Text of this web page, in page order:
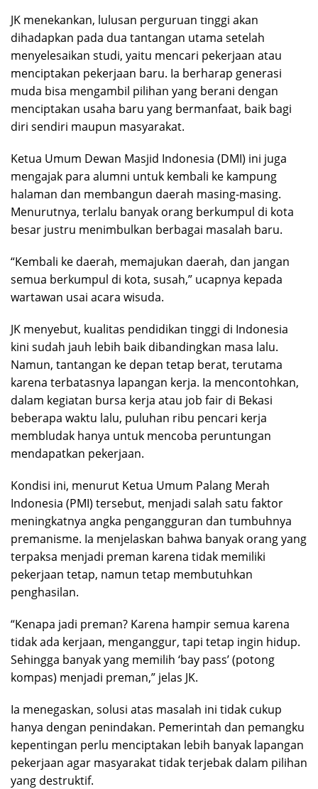
JK menekankan, lulusan perguruan tinggi akan
dihadapkan pada dua tantangan utama setelah
menyelesaikan studi, yaitu mencari pekerjaan atau
menciptakan pekerjaan baru. Ia berharap generasi
muda bisa mengambil pilihan yang berani dengan
menciptakan usaha baru yang bermanfaat, baik bagi
diri sendiri maupun masyarakat.
Ketua Umum Dewan Masjid Indonesia (DMI) ini juga
mengajak para alumni untuk kembali ke kampung
halaman dan membangun daerah masing-masing.
Menurutnya, terlalu banyak orang berkumpul di kota
besar justru menimbulkan berbagai masalah baru.
“Kembali ke daerah, memajukan daerah, dan jangan
semua berkumpul di kota, susah,” ucapnya kepada
wartawan usai acara wisuda.
JK menyebut, kualitas pendidikan tinggi di Indonesia
kini sudah jauh lebih baik dibandingkan masa lalu.
Namun, tantangan ke depan tetap berat, terutama
karena terbatasnya lapangan kerja. Ia mencontohkan,
dalam kegiatan bursa kerja atau job fair di Bekasi
beberapa waktu lalu, puluhan ribu pencari kerja
membludak hanya untuk mencoba peruntungan
mendapatkan pekerjaan.
Kondisi ini, menurut Ketua Umum Palang Merah
Indonesia (PMI) tersebut, menjadi salah satu faktor
meningkatnya angka pengangguran dan tumbuhnya
premanisme. Ia menjelaskan bahwa banyak orang yang
terpaksa menjadi preman karena tidak memiliki
pekerjaan tetap, namun tetap membutuhkan
penghasilan.
“Kenapa jadi preman? Karena hampir semua karena
tidak ada kerjaan, menganggur, tapi tetap ingin hidup.
Sehingga banyak yang memilih ‘bay pass’ (potong
kompas) menjadi preman,” jelas JK.
Ia menegaskan, solusi atas masalah ini tidak cukup
hanya dengan penindakan. Pemerintah dan pemangku
kepentingan perlu menciptakan lebih banyak lapangan
pekerjaan agar masyarakat tidak terjebak dalam pilihan
yang destruktif.